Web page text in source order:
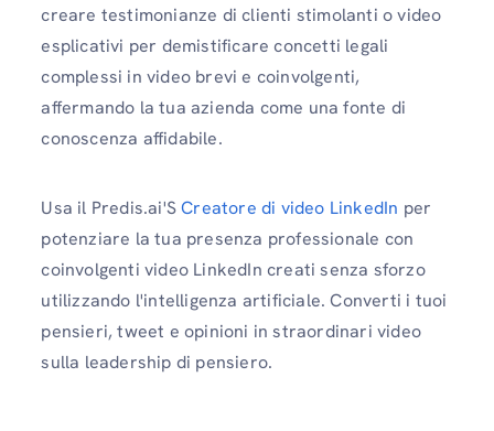
creare testimonianze di clienti stimolanti o video
esplicativi per demistificare concetti legali
complessi in video brevi e coinvolgenti,
affermando la tua azienda come una fonte di
conoscenza affidabile.
Usa il Predis.ai'SCreatore di video LinkedIn per
potenziare la tua presenza professionale con
coinvolgenti video LinkedIn creati senza sforzo
utilizzando l'intelligenza artificiale. Converti i tuoi
pensieri, tweet e opinioni in straordinari video
sulla leadership di pensiero.